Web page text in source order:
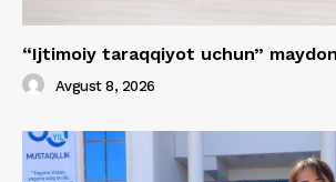
“Ijtimoiy taraqqiyot uchun”
Avgust 8, 2026